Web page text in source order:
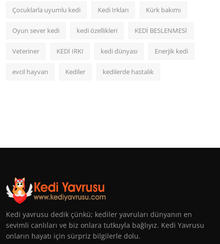
Çocuklarla uyumlu kedi Kedi Irkları Kürk bakımı
Oyun sever kedi kedi özellikleri KEDİ BESLENMESİ
Veteriner KEDİ IRKI kedi dünyası Enerjik kedi
evcil hayvan Kediler kedilerde hastalık
Kedi yavrusu dedik çünkü; kediler yavruları dünyanın en
sevimli canlıları ve biz onlara tutkuyla bağlıyız. Kedi Yavrusu
onların hayatı için sürpriz bilgilerle dolu.